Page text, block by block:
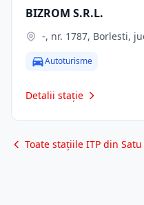
BIZROM S.R.L.
-, nr. 1787, Borlesti,
Autoturisme
Detalii stație
Toate stațiile ITP din